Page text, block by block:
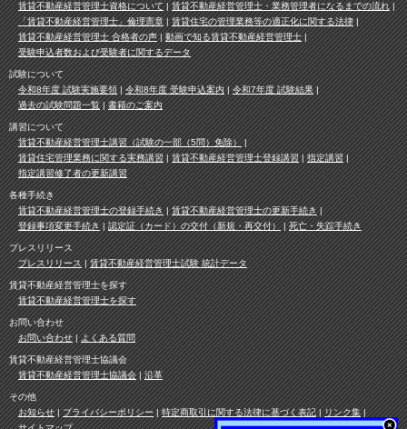
賃貸不動産経営管理士資格について
賃貸不動産経営管理士・業務管理者になるまでの流れ
「賃貸不動産経営管理士」倫理憲章
賃貸住宅の管理業務等の適正化に関する法律
賃貸不動産経営管理士 合格者の声
動画で知る賃貸不動産経営管理士
受験申込者数および受験者に関するデータ
試験について
令和8年度 試験実施要領
令和8年度 受験申込案内
令和7年度 試験結果
過去の試験問題一覧
書籍のご案内
講習について
賃貸不動産経営管理士講習（試験の一部（5問）免除）
賃貸住宅管理業務に関する実務講習
賃貸不動産経営管理士登録講習
指定講習
指定講習修了者の更新講習
各種手続き
賃貸不動産経営管理士の登録手続き
賃貸不動産経営管理士の更新手続き
登録事項変更手続き
認定証（カード）の交付（新規・再交付） 死亡・失踪手続き
プレスリリース
プレスリリース
賃貸不動産経営管理士試験 統計データ
賃貸不動産経営管理士を探す
賃貸不動産経営管理士を探す
お問い合わせ
お問い合わせ
よくある質問
賃貸不動産経営管理士協議会
賃貸不動産経営管理士協議会
沿革
その他
お知らせ
プライバシーポリシー 特定商取引に関する法律に基づく表記
リンク集